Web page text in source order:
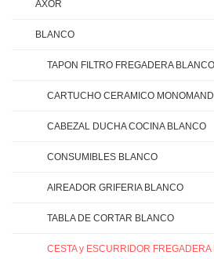
AXOR
BLANCO
TAPON FILTRO FREGADERA BLANCO
CARTUCHO CERAMICO
CABEZAL DUCHA COCINA BLANCO
CONSUMIBLES BLANCO
AIREADOR GRIFERIA BLANCO
TABLA DE CORTAR BLANCO
CESTA y ESCURRIDOR FREGADERA